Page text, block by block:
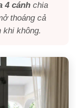
4 cánh chia
thoáng cả
khi không.